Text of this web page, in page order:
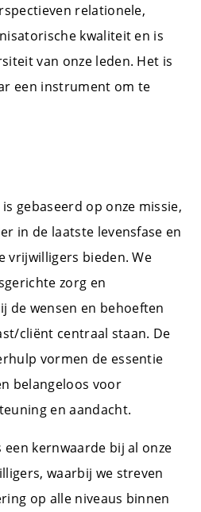
relationele,
kwaliteit en is
van onze leden. Het is
een instrument om te
gebaseerd op onze missie,
in de laatste levensfase en
vrijwilligers bieden. We
zorg en
de wensen en behoeften
cliënt centraal staan. De
vormen de essentie
belangeloos voor
en aandacht.
kernwaarde bij al onze
waarbij we streven
op alle niveaus binnen